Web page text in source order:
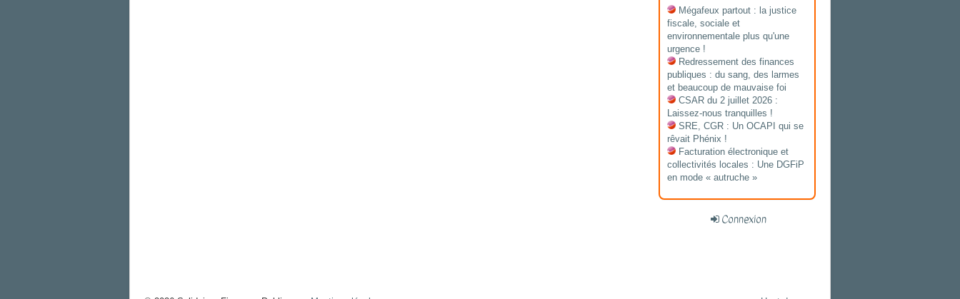
Mégafeux partout : la justice
fiscale, sociale et
environnementale plus qu'une
urgence !
Redressement des finances
publiques : du sang, des larmes
et beaucoup de mauvaise foi
CSAR du 2 juillet 2026 :
Laissez-nous tranquilles !
SRE, CGR : Un OCAPI qui se
rêvait Phénix !
Facturation électronique et
collectivités locales : Une DGFiP
en mode « autruche »
Connexion